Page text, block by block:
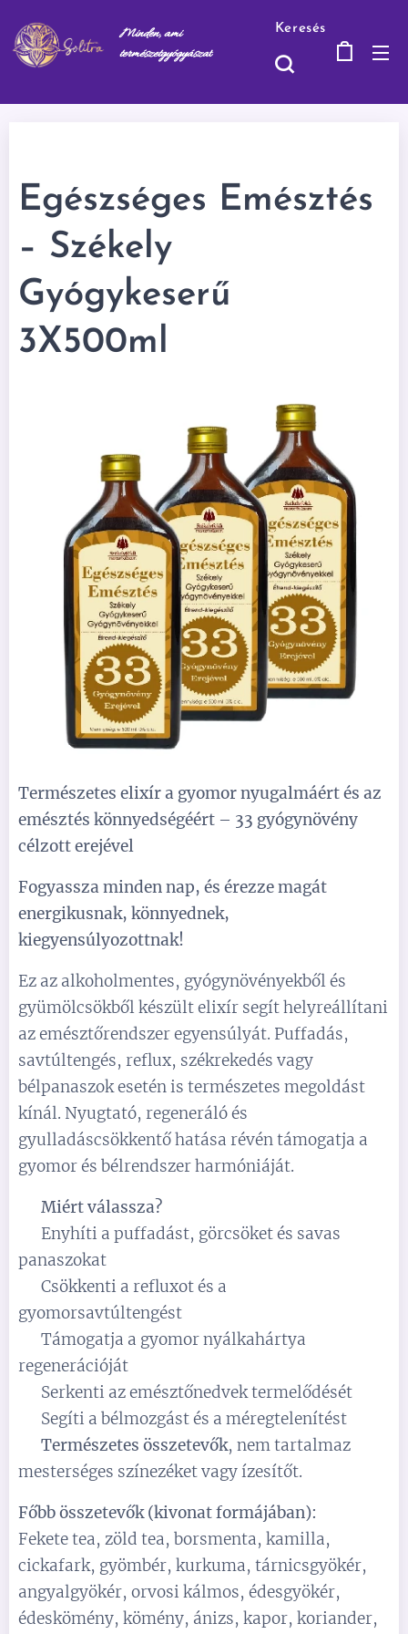
Minden, ami
természetgyógyászat
Keresés
Egészséges Emésztés
– Székely
Gyógykeserű
3X500ml
Természetes elixír a gyomor nyugalmáért és az
emésztés könnyedségéért – 33 gyógynövény
célzott erejével
Fogyassza minden nap, és érezze magát
energikusnak, könnyednek,
kiegyensúlyozottnak!
Ez az alkoholmentes, gyógynövényekből és
gyümölcsökből készült elixír segít helyreállítani
az emésztőrendszer egyensúlyát. Puffadás,
savtúltengés, reflux, székrekedés vagy
bélpanaszok esetén is természetes megoldást
kínál. Nyugtató, regeneráló és
gyulladáscsökkentő hatása révén támogatja a
gyomor és bélrendszer harmóniáját.
Miért válassza?
✔️ Enyhíti a puffadást, görcsöket és savas
panaszokat
✔️ Csökkenti a refluxot és a
gyomorsavtúltengést
✔️ Támogatja a gyomor nyálkahártya
regenerációját
✔️ Serkenti az emésztőnedvek termelődését
✔️ Segíti a bélmozgást és a méregtelenítést
Természetes összetevők, nem tartalmaz
mesterséges színezéket vagy ízesítőt.
Főbb összetevők (kivonat formájában):
Fekete tea, zöld tea, borsmenta, kamilla,
cickafark, gyömbér, kurkuma, tárnicsgyökér,
angyalgyökér, orvosi kálmos, édesgyökér,
édeskömény, kömény, ánizs, kapor, koriander,